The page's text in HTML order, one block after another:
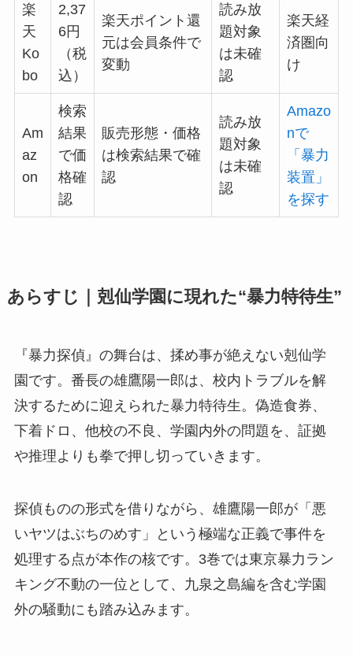
楽
天
Ko
bo
2,37
6円
（税
込）
楽天ポイント還
元は会員条件で
変動
読み放
題対象
は未確
認
楽天経
済圏向
け
Am
az
on
検索
結果
で価
格確
認
販売形態・価格
は検索結果で確
認
読み放
題対象
は未確
認
Amazo
nで
「暴力
装置」
を探す
あらすじ｜剋仙学園に現れた“暴力特待生”
『暴力探偵』の舞台は、揉め事が絶えない剋仙学
園です。番長の雄鷹陽一郎は、校内トラブルを解
決するために迎えられた暴力特待生。偽造食券、
下着ドロ、他校の不良、学園内外の問題を、証拠
や推理よりも拳で押し切っていきます。
探偵ものの形式を借りながら、雄鷹陽一郎が「悪
いヤツはぶちのめす」という極端な正義で事件を
処理する点が本作の核です。3巻では東京暴力ラン
キング不動の一位として、九泉之島編を含む学園
外の騒動にも踏み込みます。